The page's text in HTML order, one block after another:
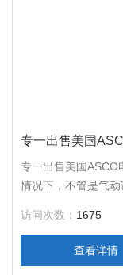
专一出售美国
专一出售美国
情况下，不管是气
质的情况下才推荐
访问次数： 1675
查看详情